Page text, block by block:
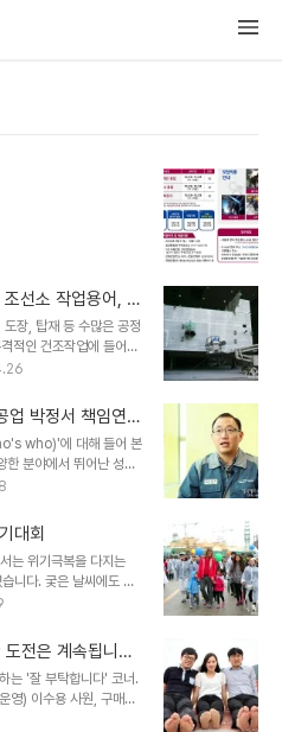
선소 작업용어, 총
장, 탑재 등 수많은 공정
적인 건조작업에 들어가
인력이 투입됩니다. 어
안오는 낯선 용어들도
선박건조의 핵심! 조선소
가 완료된 철판 절단 절
합금강판 등을 도면에
를 이용한 절단방식)을
업 박정서 책임연구
who)'에 대해 들어 본
한 분야에서 뛰어난 성과
세계 3대 인명사전 중
월한 성과를 인정받아
있습니다. 그 주인공인
연구원을 지금 바로 만
임연구원 박정서 책임은
양공학(생산공학)을 전
대회
는 위기극복을 다지는
니다. 궂은 날씨에도 불
하여 임직원과 선주, 선
섭 조선소장은 이 날 개
세계 최고의 회사로 나
고 임직원과 가족들을 격
처럼 찾은 아빠의 일터를
고, 선주, 선급 가족들
전은 계속됩니
는 '잘 부탁합니다' 코너.
영) 이수용 사원, 구매팀
사원입니다. 지난 몇 달